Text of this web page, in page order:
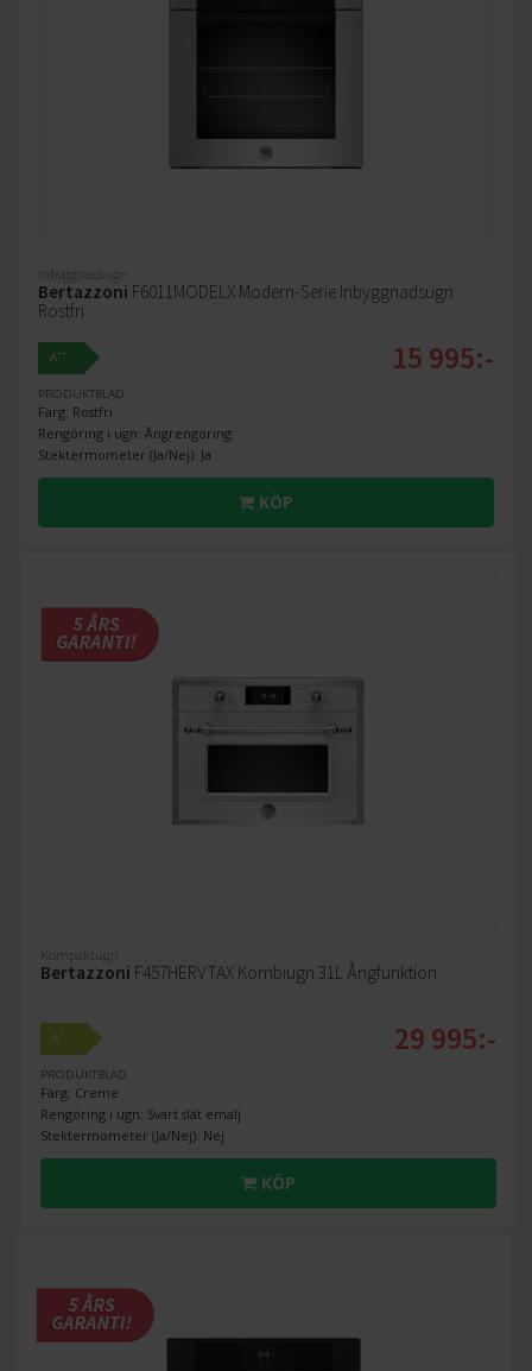
Inbyggnadsugn
Bertazzoni F6011MODELX Modern-Serie Inbyggnadsugn
Rostfri
A++
PRODUKTBLAD
Färg: Rostfri
Rengöring i ugn: Ångrengöring
Stektermometer (Ja/Nej): Ja
15 995:-
KÖP
Kompaktugn
Bertazzoni F457HERVTAX Kombiugn 31L Ångfunktion
A+
PRODUKTBLAD
Färg: Creme
Rengöring i ugn: Svart slät emalj
Stektermometer (Ja/Nej): Nej
29 995:-
KÖP